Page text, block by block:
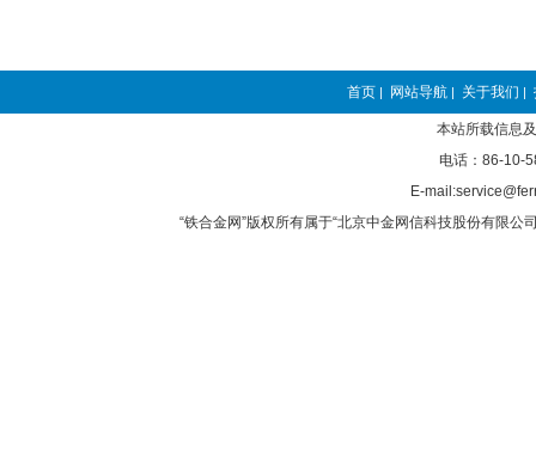
首页 | 网站导航 | 关于我们 |
本站所载信息
电话：86-10-
E-
“铁合金网”版权所有属于“北京中金网信科技股份有限公